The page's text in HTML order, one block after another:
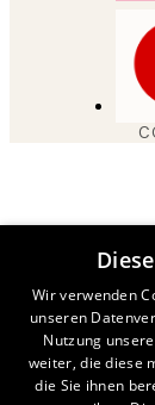
Wir verwenden
unseren
Nutzung
weiter, die diese
die Sie ihnen